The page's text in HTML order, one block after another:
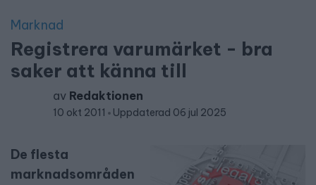
Marknad
Registrera varumärket - bra
saker att känna till
av Redaktionen
10 okt 2011 Uppdaterad 06 jul 2025
De flesta
marknadsområden